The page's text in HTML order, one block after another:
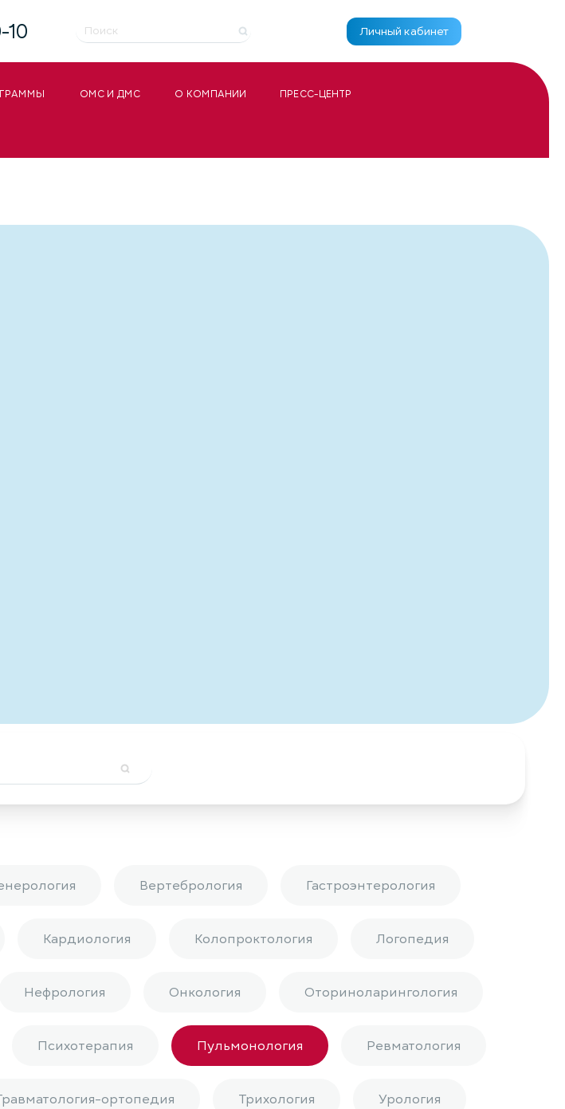
10 Личный кабинет
ОМС И ДМС О КОМПАНИИ ПРЕСС-ЦЕНТР
Вертебрология Гастроэнтерология
Кардиология Колопроктология Логопедия
Нефрология Онкология Оториноларингология
Психотерапия Пульмонология Ревматология
ортопедия Трихология Урология